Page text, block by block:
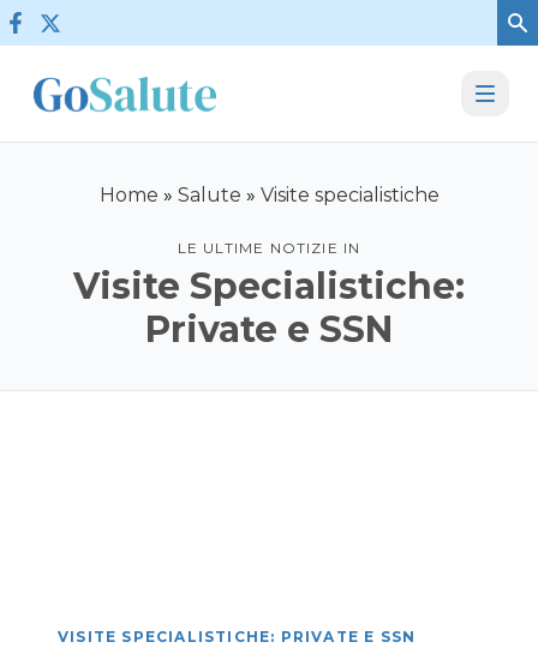
Vai al contenuto
LE ULTIME NOTIZIE IN
Visite Specialistiche:
Private e SSN
Home » Salute » Visite specialistiche
VISITE SPECIALISTICHE: PRIVATE E SSN